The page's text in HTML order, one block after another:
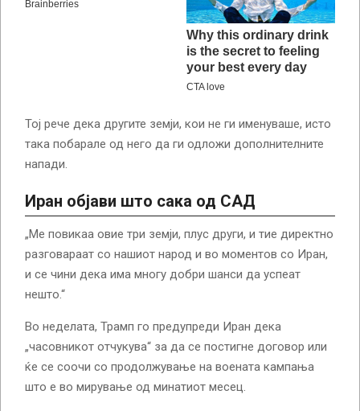
Тој рече дека другите земји, кои не ги именуваше, исто
така побарале од него да ги одложи дополнителните
напади.
Иран објави што сака од САД
„Ме повикаа овие три земји, плус други, и тие директно
разговараат со нашиот народ и во моментов со Иран,
и се чини дека има многу добри шанси да успеат
нешто.“
Во неделата, Трамп го предупреди Иран дека
„часовникот отчукува“ за да се постигне договор или
ќе се соочи со продолжување на воената кампања
што е во мирување од минатиот месец.